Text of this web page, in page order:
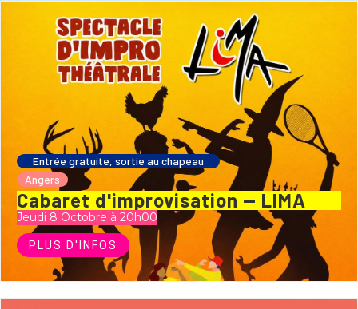
Entrée gratuite, sortie au chapeau
Angers
Cabaret d'improvisation — LIMA
Jeudi 8 Octobre à 20h00
PLUS D'INFOS